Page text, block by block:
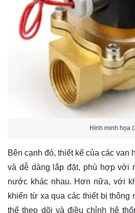
Hình minh họa
Bên cạnh đó, thiết kế của các van
và dễ dàng lắp đặt, phù hợp với
nước khác nhau. Hơn nữa, với
khiển từ xa qua các thiết bị
thể theo dõi và điều chỉnh hệ